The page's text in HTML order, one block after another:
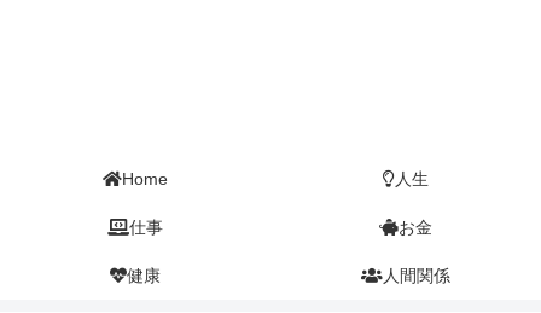
Home 人生
仕事 お金
健康 人間関係